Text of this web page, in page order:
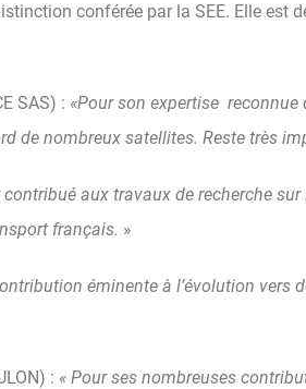
conférée par la SEE. Elle est
SAS) : «Pour son expertise
de nombreux satellites. Reste très
contribué aux travaux de recherche
français. »
éminente à l’évolution
: « Pour ses nombreuses